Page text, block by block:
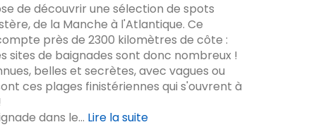
de découvrir une sélection de spots
de la Manche à l'Atlantique. Ce
près de 2300 kilomètres de côte :
sites de baignades sont donc nombreux !
belles et secrètes, avec vagues ou
ces plages finistériennes qui s'ouvrent à
dans le... Lire la suite